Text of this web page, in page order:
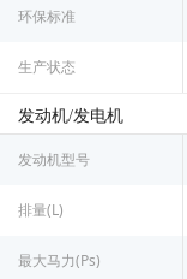
环保标准
生产状态
发动机/发电机
发动机型号
排量(L)
最大马力(Ps)